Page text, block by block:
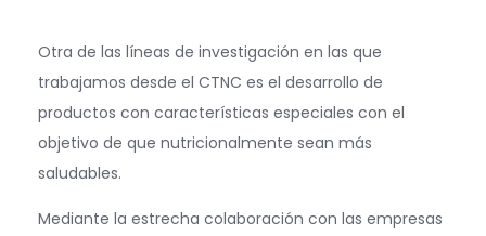
Otra de las líneas de investigación en las que
trabajamos desde el CTNC es el desarrollo de
productos con características especiales con el
objetivo de que nutricionalmente sean más
saludables.
Mediante la estrecha colaboración con las empresas